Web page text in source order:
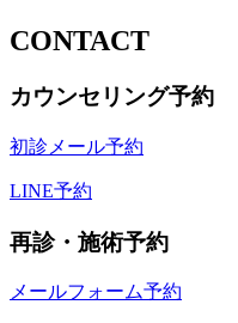
CONTACT
カウンセリング予約
初診メール予約
LINE予約
再診・施術予約
メールフォーム予約